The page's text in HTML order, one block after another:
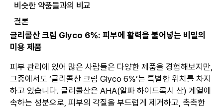
비슷한 약품들과의 비교
결론
글리콜산 크림 Glyco 6%: 피부에 활력을 불어넣는 비밀의
미용 제품
피부 관리에 있어 많은 사람들은 다양한 제품을 경험해보지만,
그중에서도 ‘글리콜산 크림 Glyco 6%’는 특별한 위치를 차지
하고 있습니다. 글리콜산은 AHA(알파 하이드록시 산) 계열에
속하는 성분으로, 피부의 각질을 부드럽게 제거하고, 촉촉한